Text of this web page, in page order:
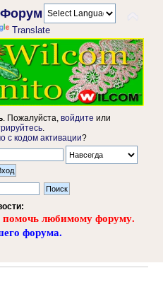
Translate
. Пожалуйста, войдите или
с кодом активации?
помочь любимому форуму.
форума.